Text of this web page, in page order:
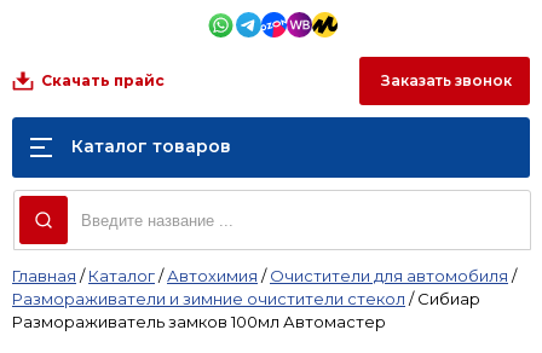
Заказать звонок
Скачать прайс
Каталог товаров
Главная /Каталог/Автохимия /Очистители для автомобиля /
Размораживатели и зимние очистители стекол /Сибиар
Размораживатель замков 100мл Автомастер